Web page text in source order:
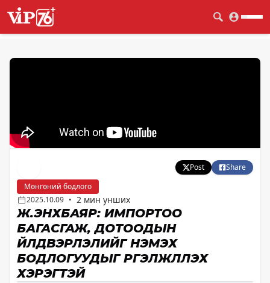
Post
Share
Мөнгөний бодлого
2025.10.09 • 2 мин унших
Ж.ЭНХБАЯР: ИМПОРТОО
БАГАСГАЖ, ДОТООДЫН
ҮЙЛДВЭРЛЭЛИЙГ НЭМЭХ
БОДЛОГУУДЫГ ҮРГЭЛЖЛҮҮЛЭХ
ХЭРЭГТЭЙ